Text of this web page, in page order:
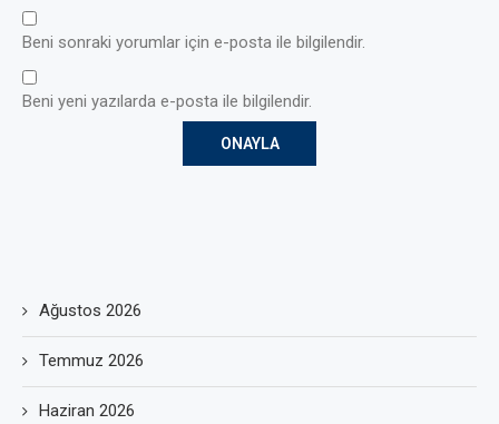
Beni sonraki yorumlar için e-posta ile bilgilendir.
Beni yeni yazılarda e-posta ile bilgilendir.
Ağustos 2026
Temmuz 2026
Haziran 2026